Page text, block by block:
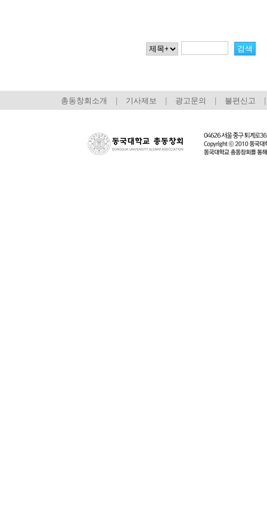
총동창회소개 기사제보 광고문의 불편신고